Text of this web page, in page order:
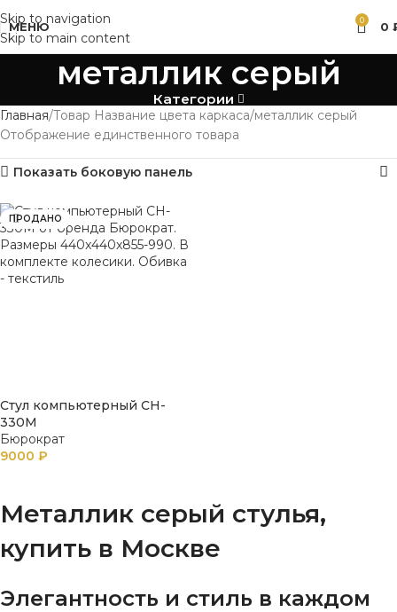
Skip to navigation
Skip to main content
МЕНЮ 0 0
металлик серый
Категории
Главная Товар Название цвета каркаса металлик серый
Отображение единственного товара
Показать боковую панель
ПРОДАНО
Стул компьютерный CH-
330M
Бюрократ
9000 ₽
Металлик серый стулья,
купить в Москве
Элегантность и стиль в каждом